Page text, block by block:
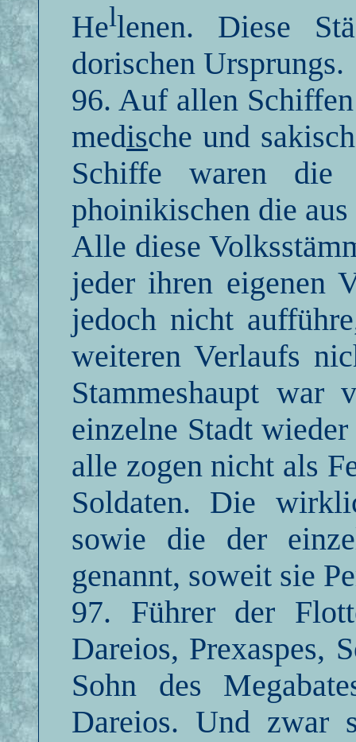
Hellenen. Diese
dorischen Ursprungs.
96. Auf allen
medische und
Schiffe waren die
phoinikischen die
Alle diese
jeder ihren eigenen
jedoch nicht
weiteren Verlaufs
Stammeshaupt war
einzelne Stadt
alle zogen nicht als
Soldaten. Die
sowie die der
genannt, soweit sie
97. Führer der
Dareios, Prexaspes,
Sohn des
Dareios. Und zwar